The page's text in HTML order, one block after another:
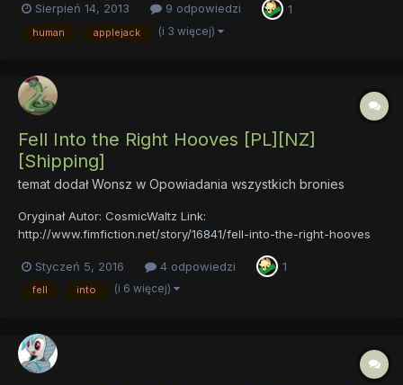
kochasz oraz że jest kucykiem. Czy będziesz w stanie dla niej
na bok odłożyć dzielące was, wykraczające poza twój świat...
Sierpień 14, 2013 9 odpowiedzi 1
human applejack (i 3 więcej)
Fell Into the Right Hooves [PL][NZ]
[Shipping]
temat dodałWonsz w Opowiadania wszystkich bronies
Oryginał Autor: CosmicWaltz Link:
http://www.fimfiction.net/story/16841/fell-into-the-right-hooves
Keola (rozdziały IIIb-IV) Linki: Rozdział I Rozdział II Rozdział IIIa...
Styczeń 5, 2016 4 odpowiedzi 1
fell into (i 6 więcej)